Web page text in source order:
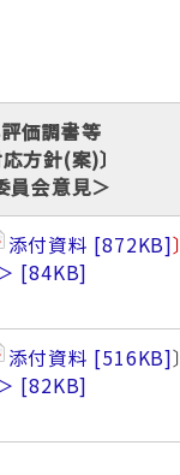
価調書等
応方針(案)〕
員会意見＞
添付資料 872KB 〕
84KB
添付資料 516KB
82KB